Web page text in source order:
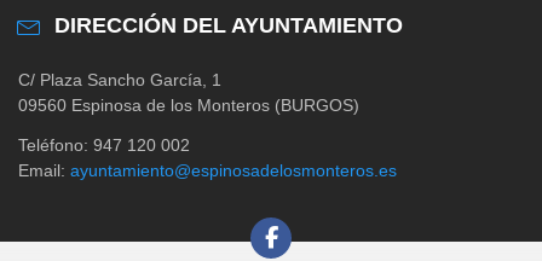
DIRECCIÓN DEL AYUNTAMIENTO
C/ Plaza Sancho García, 1
09560 Espinosa de los Monteros (BURGOS)
Teléfono: 947 120 002
Email: ayuntamiento@espinosadelosmonteros.es